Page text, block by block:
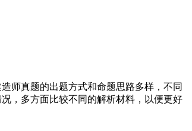
师真题的出题方式和命题思路多样，不同
，多方面比较不同的解析材料，以便更好